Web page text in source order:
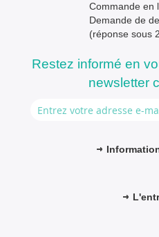
Commande en
Demande de
(réponse sous
Restez informé en
newsletter